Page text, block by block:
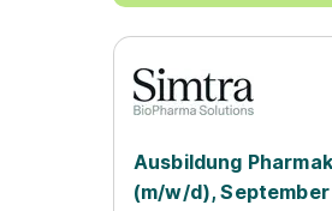
Ausbildung
(m/w/d),